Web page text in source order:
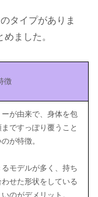
タイプがありま
ました。
徴
が由来で、身体を包
ですっぽり覆うこと
が特徴。
モデルが多く、持ち
せた形状をしている
のがデメリット。